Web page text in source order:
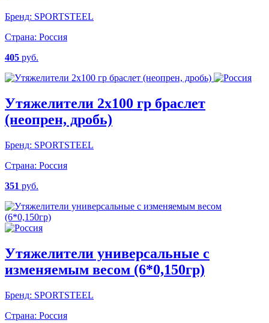
Бренд: SPORTSTEEL
Страна: Россия
405 руб.
Утяжелители 2х100 гр браслет
(неопрен, дробь)
Бренд: SPORTSTEEL
Страна: Россия
351 руб.
Утяжелители универсальные c
изменяемым весом (6*0,150гр)
Бренд: SPORTSTEEL
Страна: Россия